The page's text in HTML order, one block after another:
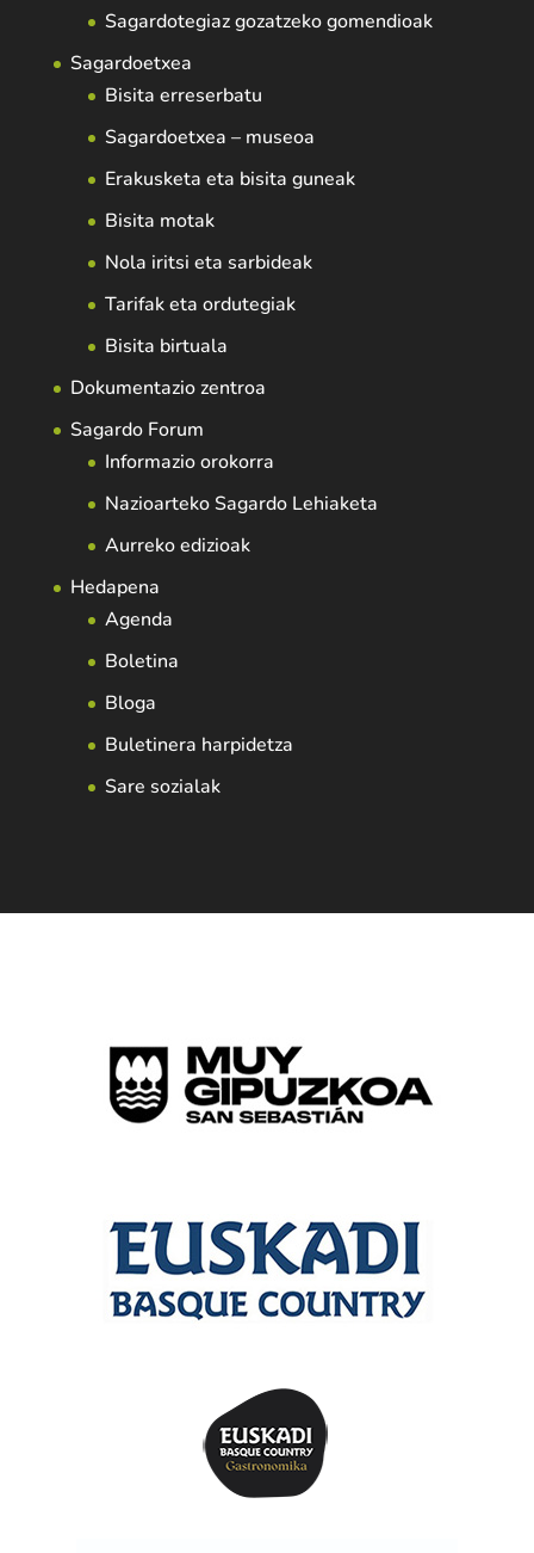
Sagardotegiaz gozatzeko gomendioak
Sagardoetxea
Bisita erreserbatu
Sagardoetxea – museoa
Erakusketa eta bisita guneak
Bisita motak
Nola iritsi eta sarbideak
Tarifak eta ordutegiak
Bisita birtuala
Dokumentazio zentroa
Sagardo Forum
Informazio orokorra
Nazioarteko Sagardo Lehiaketa
Aurreko edizioak
Hedapena
Agenda
Boletina
Bloga
Buletinera harpidetza
Sare sozialak